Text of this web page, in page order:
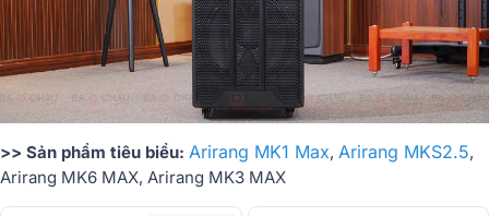
>> Sản phẩm tiêu biểu: Arirang MK1 Max, Arirang MKS2.5,
Arirang MK6 MAX, Arirang MK3 MAX